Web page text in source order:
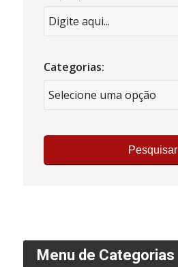
Categorias:
Pesquisar
Menu de Categorias